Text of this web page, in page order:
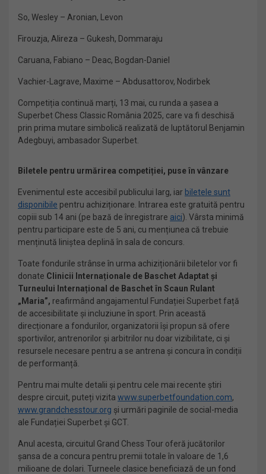
So, Wesley – Aronian, Levon
Firouzja, Alireza – Gukesh, Dommaraju
Caruana, Fabiano – Deac, Bogdan-Daniel
Vachier-Lagrave, Maxime – Abdusattorov, Nodirbek
Competiția continuă marți, 13 mai, cu runda a șasea a
Superbet Chess Classic România 2025, care va fi deschisă
prin prima mutare simbolică realizată de luptătorul Benjamin
Adegbuyi, ambasador Superbet.
Biletele pentru urmărirea competiției, puse în vânzare
Evenimentul este accesibil publicului larg, iar biletele sunt
disponibile pentru achiziționare. Intrarea este gratuită pentru
copiii sub 14 ani (pe bază de înregistrare aici). Vârsta minimă
pentru participare este de 5 ani, cu mențiunea că trebuie
menținută liniștea deplină în sala de concurs.
Toate fondurile strânse în urma achiziționării biletelor vor fi
donate Clinicii Internaționale de Baschet Adaptat și
Turneului Internațional de Baschet în Scaun Rulant
„Maria”, reafirmând angajamentul Fundației Superbet față
de accesibilitate și incluziune în sport. Prin această
direcționare a fondurilor, organizatorii își propun să ofere
sportivilor, antrenorilor și arbitrilor nu doar vizibilitate, ci și
resursele necesare pentru a se antrena și concura în condiții
de performanță.
Pentru mai multe detalii și pentru cele mai recente știri
despre circuit, puteți vizita www.superbetfoundation.com,
www.grandchesstour.org și urmări paginile de social-media
ale Fundației Superbet și GCT.
Anul acesta, circuitul Grand Chess Tour oferă jucătorilor
șansa de a concura pentru premii totale în valoare de 1,6
milioane de dolari. Turneele clasice beneficiază de un fond